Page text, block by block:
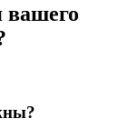
вашего